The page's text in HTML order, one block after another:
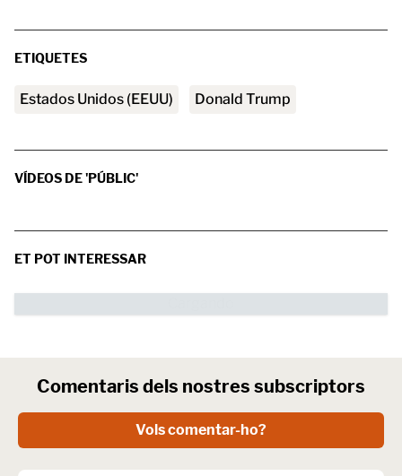
ETIQUETES
Estados Unidos (EEUU) Donald Trump
VÍDEOS DE 'PÚBLIC'
ET POT INTERESSAR
Comentaris dels nostres subscriptors
Vols comentar-ho?